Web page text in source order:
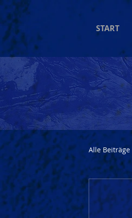
START
Alle Beiträge